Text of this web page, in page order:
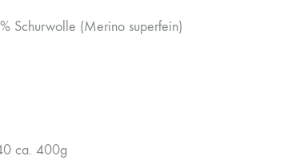
Schurwolle (Merino superfein)
ca. 400g